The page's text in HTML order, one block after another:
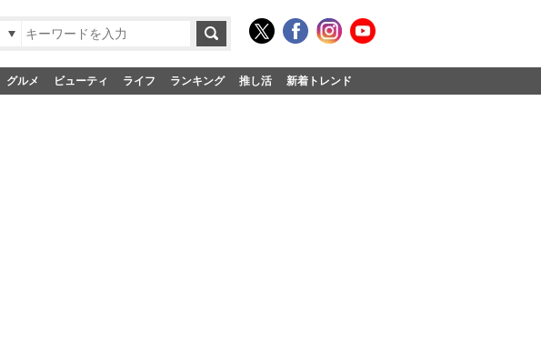
グルメ ビューティ ライフ ランキング 推し活 新着トレンド